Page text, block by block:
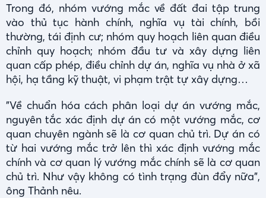
Trong đó, nhóm vướng mắc về đất đai tập trung
vào thủ tục hành chính, nghĩa vụ tài chính, bồi
thường, tái định cư; nhóm quy hoạch liên quan điều
chỉnh quy hoạch; nhóm đầu tư và xây dựng liên
quan cấp phép, điều chỉnh dự án, nghĩa vụ nhà ở xã
hội, hạ tầng kỹ thuật, vi phạm trật tự xây dựng…
"Về chuẩn hóa cách phân loại dự án vướng mắc,
nguyên tắc xác định dự án có một vướng mắc, cơ
quan chuyên ngành sẽ là cơ quan chủ trì. Dự án có
từ hai vướng mắc trở lên thì xác định vướng mắc
chính và cơ quan lý vướng mắc chính sẽ là cơ quan
chủ trì. Như vậy không có tình trạng đùn đẩy nữa",
ông Thảnh nêu.